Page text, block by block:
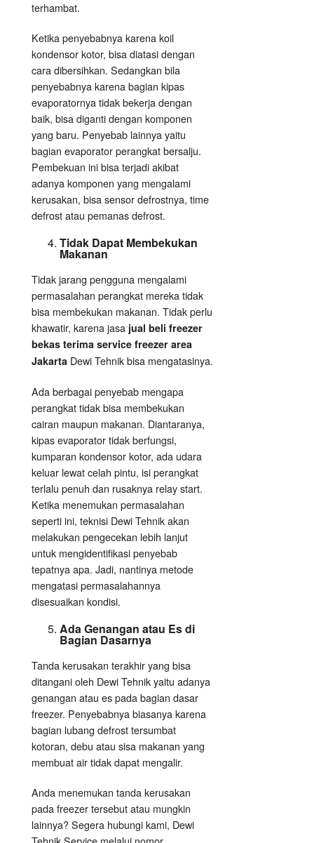
terhambat.
Ketika penyebabnya karena koil
kondensor kotor, bisa diatasi dengan
cara dibersihkan. Sedangkan bila
penyebabnya karena bagian kipas
evaporatornya tidak bekerja dengan
baik, bisa diganti dengan komponen
yang baru. Penyebab lainnya yaitu
bagian evaporator perangkat bersalju.
Pembekuan ini bisa terjadi akibat
adanya komponen yang mengalami
kerusakan, bisa sensor defrostnya, time
defrost atau pemanas defrost.
Tidak Dapat Membekukan
Makanan
Tidak jarang pengguna mengalami
permasalahan perangkat mereka tidak
bisa membekukan makanan. Tidak perlu
khawatir, karena jasa jual beli freezer
bekas terima service freezer area
Jakarta Dewi Tehnik bisa mengatasinya.
Ada berbagai penyebab mengapa
perangkat tidak bisa membekukan
cairan maupun makanan. Diantaranya,
kipas evaporator tidak berfungsi,
kumparan kondensor kotor, ada udara
keluar lewat celah pintu, isi perangkat
terlalu penuh dan rusaknya relay start.
Ketika menemukan permasalahan
seperti ini, teknisi Dewi Tehnik akan
melakukan pengecekan lebih lanjut
untuk mengidentifikasi penyebab
tepatnya apa. Jadi, nantinya metode
mengatasi permasalahannya
disesuaikan kondisi.
Ada Genangan atau Es di
Bagian Dasarnya
Tanda kerusakan terakhir yang bisa
ditangani oleh Dewi Tehnik yaitu adanya
genangan atau es pada bagian dasar
freezer. Penyebabnya biasanya karena
bagian lubang defrost tersumbat
kotoran, debu atau sisa makanan yang
membuat air tidak dapat mengalir.
Anda menemukan tanda kerusakan
pada freezer tersebut atau mungkin
lainnya? Segera hubungi kami, Dewi